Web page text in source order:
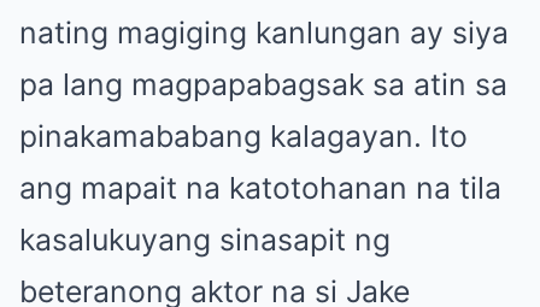
nating magiging kanlungan ay siya
pa lang magpapabagsak sa atin sa
pinakamababang kalagayan. Ito
ang mapait na katotohanan na tila
kasalukuyang sinasapit ng
beteranong aktor na si Jake